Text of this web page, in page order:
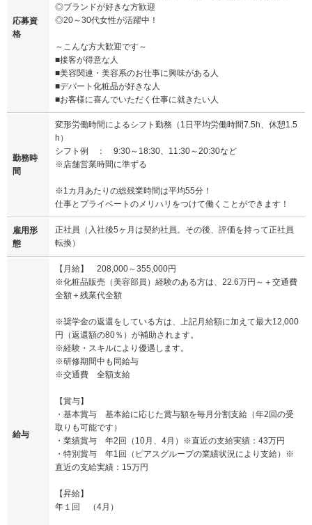
応募資
格
◎ブランドが好きな方歓迎
◎20～30代女性が活躍中！
～こんな方大歓迎です～
■接客が得意な人
■美容関連・美容系のお仕事に興味がある人
■デパート化粧品が好きな人
■お客様に喜んでいただく仕事に就きたい人
勤務時
間
変形労働時間によるシフト勤務（1日平均労働時間7.5h、休憩1.5
h）
シフト例 ： 9:30～18:30、11:30～20:30など
※店舗営業時間に準ずる
※1カ月あたりの総残業時間は平均55分！
仕事とプライベートのメリハリをつけて働くことができます！
雇用形
態
正社員（入社後5ヶ月は契約社員。その後、評価を持って正社員
転換）
給与
【月給】 208,000～355,000円
※化粧品販売（美容部員）経験のある方は、22.6万円～＋交通費
全額＋残業代全額
※奨学金の返還をしている方は、上記月給額に加えて最大12,000
円（返還額の80％）が補助されます。
※経験・スキルにより優遇します。
※研修期間中も同給与
※交通費 全額支給
【賞与】
・基本賞与 基本給に応じた賞与額を毎月分割支給（年2回の受
取りも可能です）
・業績賞与 年2回（10月、4月）※直近の支給実績：43万円
・特別賞与 年1回（ピアスグループの業績状況により支給）※
直近の支給実績：15万円
【昇給】
年１回 （4月）